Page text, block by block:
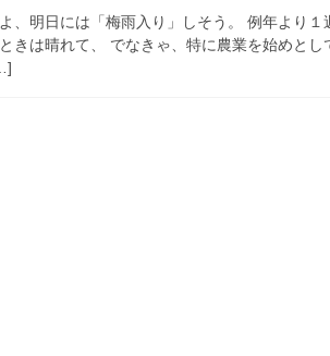
、明日には「梅雨入り」しそう。 例年より
きは晴れて、 でなきゃ、特に農業を始めと